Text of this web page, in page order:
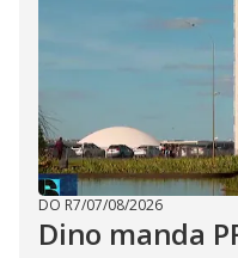
DO R7/07/08/2026
Dino manda